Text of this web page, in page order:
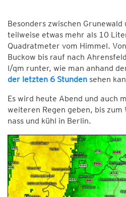
Besonders zwischen
teilweise etwas mehr als 10
Quadratmeter vom Himmel.
Buckow bis rauf nach
l/qm runter, wie man anhand
der letzten 6 Stunden sehen
Es wird heute Abend und auch
weiteren Regen geben, bis zum
nass und kühl in Berlin.